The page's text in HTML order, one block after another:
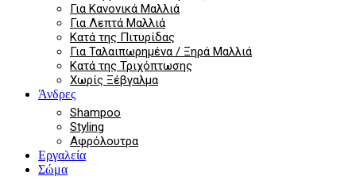
Για Κανονικά Μαλλιά
Για Λεπτά Μαλλιά
Κατά της Πιτυρίδας
Για Ταλαιπωρημένα / Ξηρά Μαλλιά
Κατά της Τριχόπτωσης
Χωρίς Ξέβγαλμα
Άνδρες
Shampoo
Styling
Αφρόλουτρα
Εργαλεία
Σώμα